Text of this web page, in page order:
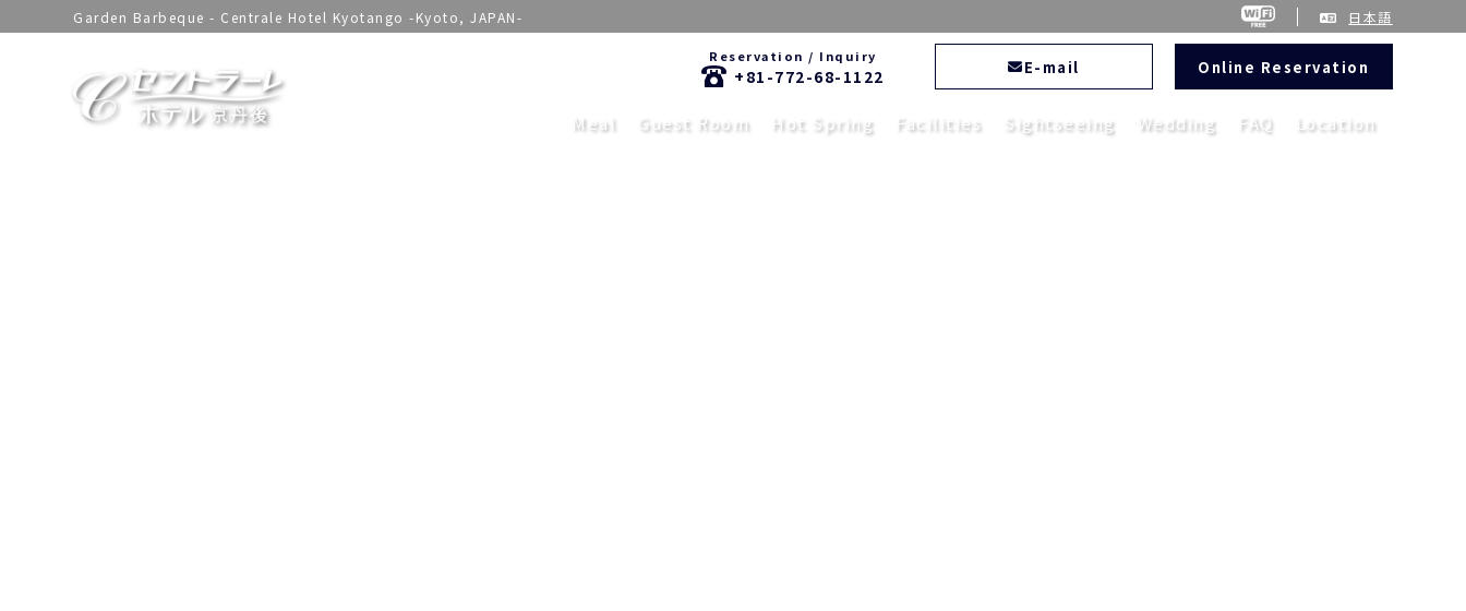
Garden Barbeque - Centrale Hotel Kyotango -Kyoto, JAPAN- 日本語
Reservation / Inquiry
+81-772-68-1122 E-mail Online Reservation
Meal Guest Room Hot Spring Facilities Sightseeing Wedding FAQ Location